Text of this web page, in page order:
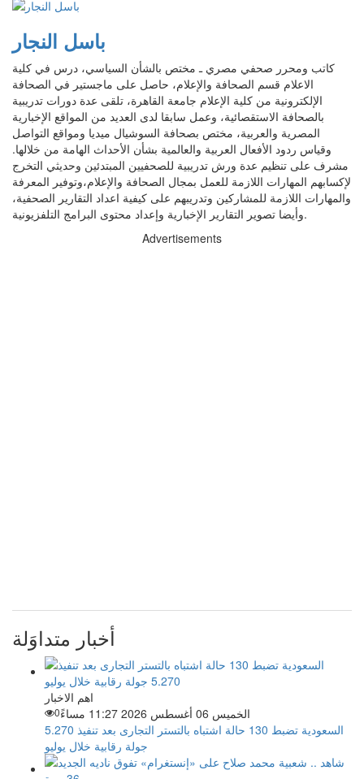
باسل النجار
كاتب ومحرر صحفي مصري ـ مختص بالشأن السياسي، درس في كلية
الاعلام قسم الصحافة والإعلام، حاصل على ماجستير في الصحافة
الإلكترونية من كلية الإعلام جامعة القاهرة، تلقى عدة دورات تدريبية
بالصحافة الاستقصائية، وعمل سابقا لدى العديد من المواقع الإخبارية
المصرية والعربية، مختص بصحافة السوشيال ميديا ومواقع التواصل
وقياس ردود الأفعال العربية والعالمية بشأن الأحداث الهامة من خلالها.
مشرف على تنظيم عدة ورش تدريبية للصحفيين المبتدئين وحديثي التخرج
لإكسابهم المهارات اللازمة للعمل بمجال الصحافة والإعلام،وتوفير المعرفة
والمهارات اللازمة للمشاركين وتدريبهم على كيفية اعداد التقارير الصحفية،
وأيضا تصوير التقارير الإخبارية وإعداد محتوى البرامج التلفزيونية.
Advertisements
أخبار متداوَلة
اهم الاخبار
الخميس 06 أغسطس 2026 11:27 مساءً
0
السعودية تضبط 130 حالة اشتباه بالتستر التجارى بعد تنفيذ 5.270
جولة رقابية خلال يوليو